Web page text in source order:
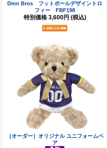
Dinn Bros フットボールデザイントロ
フィー FBF198
特別価格 3,600円 (税込)
［オーダー］オリジナル ユニフォームベ
ア